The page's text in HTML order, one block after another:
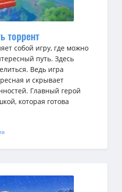
торрент
собой игру, где можно
путь. Здесь
Ведь игра
и скрывает
Главный герой
которая готова